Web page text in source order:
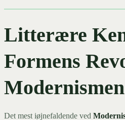
Litterære
Formens
Modernismen
Det mest iøjnefaldende ved